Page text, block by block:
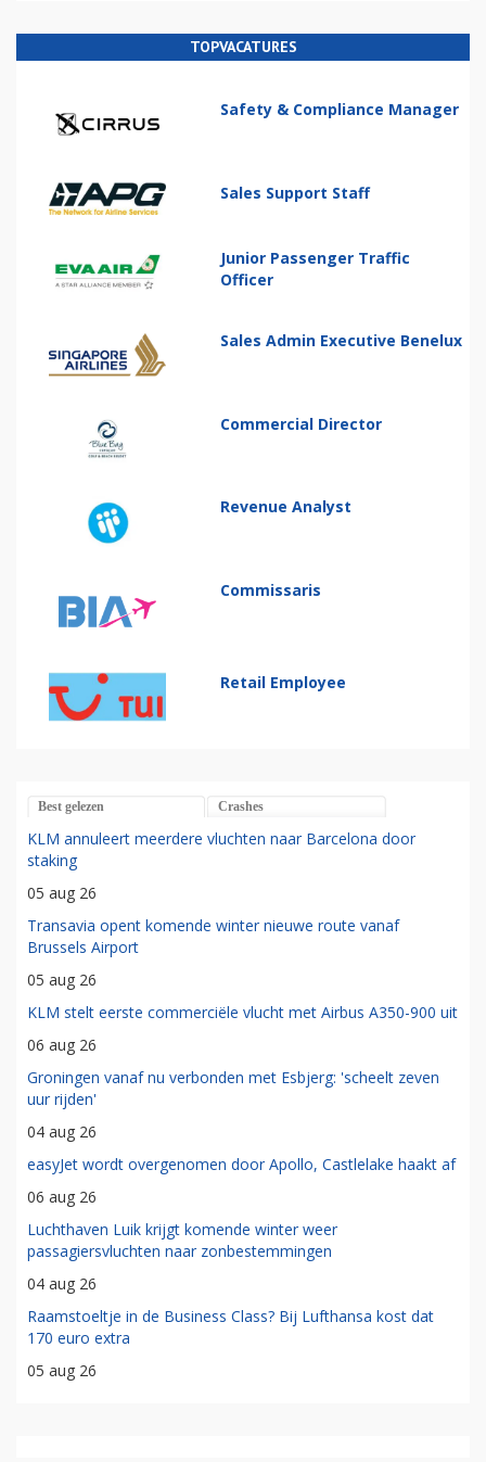
TOPVACATURES
Safety & Compliance Manager
Sales Support Staff
Junior Passenger Traffic
Officer
Sales Admin Executive Benelux
Commercial Director
Revenue Analyst
Commissaris
Retail Employee
Best gelezen Crashes
KLM annuleert meerdere vluchten naar Barcelona door
staking
05 aug 26
Transavia opent komende winter nieuwe route vanaf
Brussels Airport
05 aug 26
KLM stelt eerste commerciële vlucht met Airbus A350-900 uit
06 aug 26
Groningen vanaf nu verbonden met Esbjerg: 'scheelt zeven
uur rijden'
04 aug 26
easyJet wordt overgenomen door Apollo, Castlelake haakt af
06 aug 26
Luchthaven Luik krijgt komende winter weer
passagiersvluchten naar zonbestemmingen
04 aug 26
Raamstoeltje in de Business Class? Bij Lufthansa kost dat
170 euro extra
05 aug 26